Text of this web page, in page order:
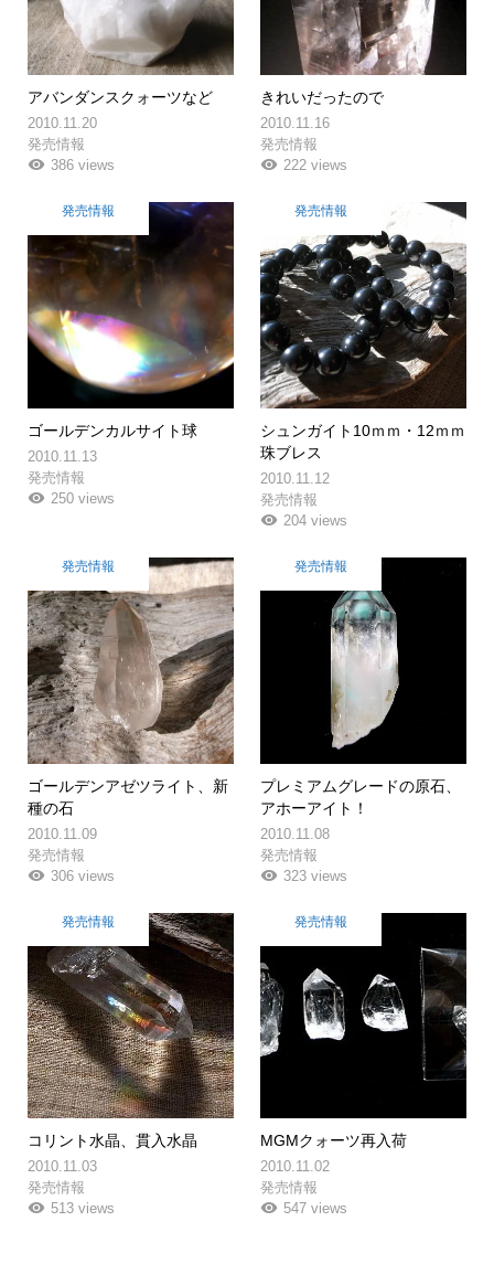
アバンダンスクォーツなど
2010.11.20
発売情報
386 views
きれいだったので
2010.11.16
発売情報
222 views
発売情報
ゴールデンカルサイト球
2010.11.13
発売情報
250 views
発売情報
シュンガイト10ｍｍ・12ｍｍ
珠ブレス
2010.11.12
発売情報
204 views
発売情報
ゴールデンアゼツライト、新
種の石
2010.11.09
発売情報
306 views
発売情報
プレミアムグレードの原石、
アホーアイト！
2010.11.08
発売情報
323 views
発売情報
コリント水晶、貫入水晶
2010.11.03
発売情報
513 views
発売情報
MGMクォーツ再入荷
2010.11.02
発売情報
547 views